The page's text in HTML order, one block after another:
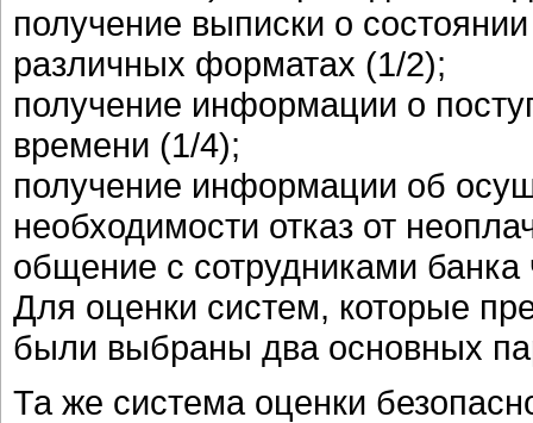
получение выписки о
различных форматах (1/2);
получение информации о
времени (1/4);
получение информации об
необходимости отказ от
общение с сотрудниками банка
Для оценки систем, которые
были выбраны два основных
Та же система оценки